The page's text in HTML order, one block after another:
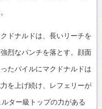
ドナルドは、長いリーチを
烈なパンチを落とす。顔面
たパイルにマクドナルドは
を上げ続け、レフェリーが
ター級トップの力がある